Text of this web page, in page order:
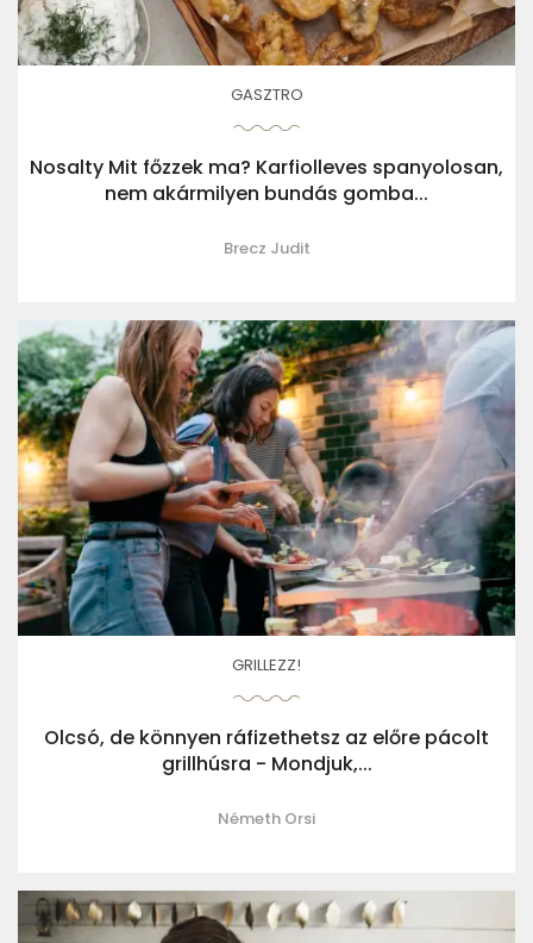
GASZTRO
Nosalty Mit főzzek ma? Karfiolleves spanyolosan,
nem akármilyen bundás gomba...
Brecz Judit
GRILLEZZ!
Olcsó, de könnyen ráfizethetsz az előre pácolt
grillhúsra - Mondjuk,...
Németh Orsi